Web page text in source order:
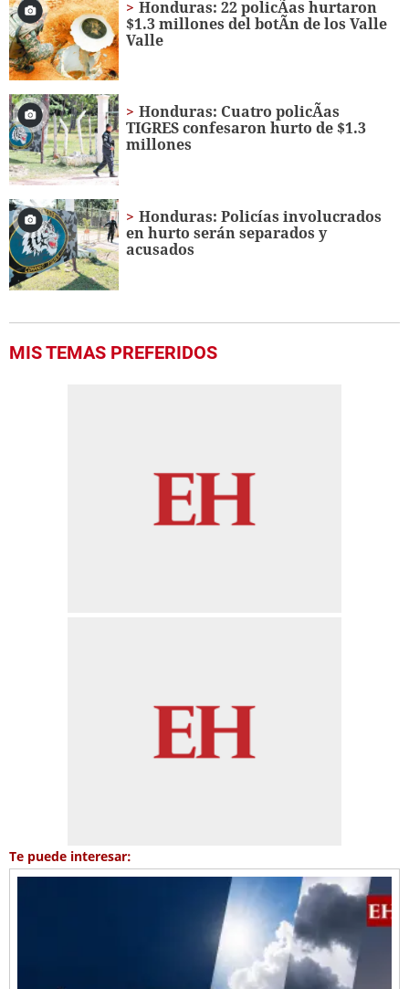
Honduras: 22 policÃ­as hurtaron
$1.3 millones del botÃ­n de los Valle
Valle
Honduras: Cuatro policÃ­as
TIGRES confesaron hurto de $1.3
millones
Honduras: Policías involucrados
en hurto serán separados y
acusados
MIS TEMAS PREFERIDOS
Te puede interesar: